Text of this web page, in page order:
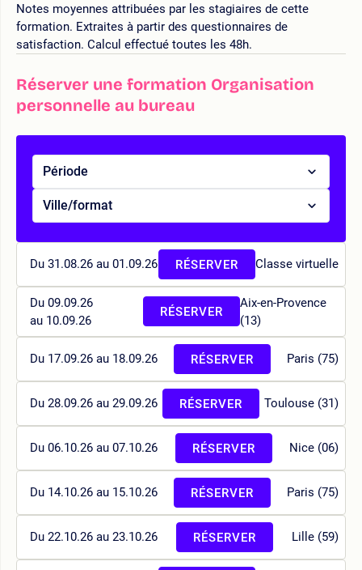
Notes moyennes attribuées par les stagiaires de cette
formation. Extraites à partir des questionnaires de
satisfaction. Calcul effectué toutes les 48h.
Réserver une formation Organisation
personnelle au bureau
Période
Ville/format
Du 31.08.26 au 01.09.26 Classe virtuelle
RÉSERVER
Du 09.09.26
au 10.09.26
Aix-en-Provence
(13)
RÉSERVER
Du 17.09.26 au 18.09.26 Paris (75)
RÉSERVER
Du 28.09.26 au 29.09.26 Toulouse (31)
RÉSERVER
Du 06.10.26 au 07.10.26 Nice (06)
RÉSERVER
Du 14.10.26 au 15.10.26 Paris (75)
RÉSERVER
Du 22.10.26 au 23.10.26 Lille (59)
RÉSERVER